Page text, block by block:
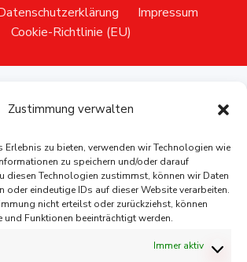
Zustimmung verwalten
zu bieten, verwenden wir Technologien wie
zu speichern und/oder darauf
diesen Technologien zustimmst, können wir Daten
oder eindeutige IDs auf dieser Website verarbeiten.
nicht erteilst oder zurückziehst, können
und Funktionen beeinträchtigt werden.
Immer aktiv
Impressum
Cookie-Richtlinie (EU)